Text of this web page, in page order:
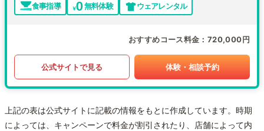
食事指導 無料体験 ウェアレンタル
おすすめコース料金 720,000円
公式サイトで見る 体験・相談予約
上記の表は公式サイトに記載の情報をもとに作成しています。時期
によっては、キャンペーンで料金が割引されたり、店舗によって内